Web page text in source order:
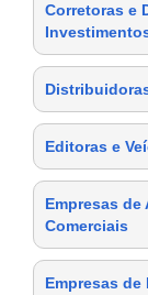
Corretoras e
Editoras e
Empresas
Comerciais
Empresas